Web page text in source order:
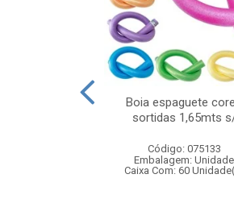
Boia espaguete
sortidas 1,65mts
Código: 075133
Embalagem: Unidade
Caixa Com: 60